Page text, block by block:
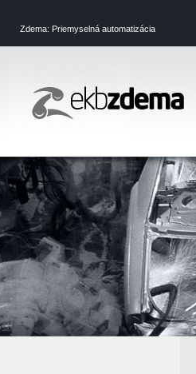
Zdema: Priemyselná automatizácia